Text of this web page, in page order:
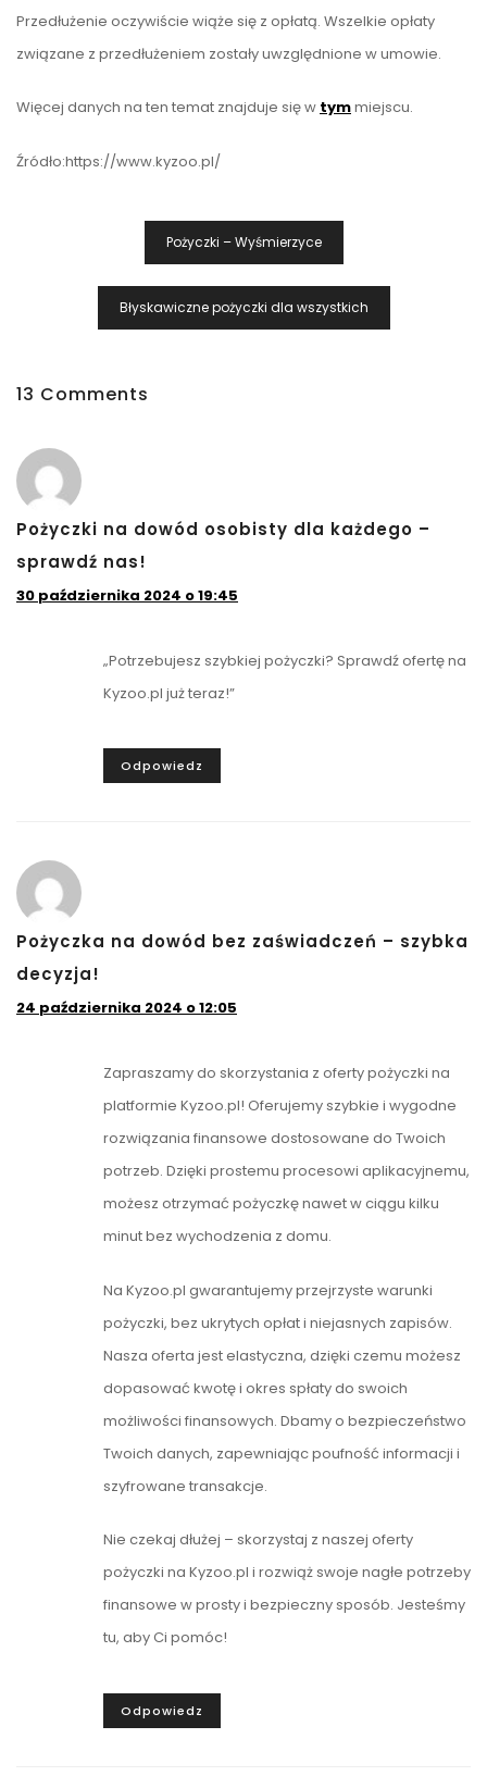
Przedłużenie oczywiście wiąże się z opłatą. Wszelkie opłaty
związane z przedłużeniem zostały uwzględnione w umowie.
Więcej danych na ten temat znajduje się w tymmiejscu.
Źródło:https://www.kyzoo.pl/
Pożyczki – Wyśmierzyce
Błyskawiczne pożyczki dla wszystkich
13 Comments
Pożyczki na dowód osobisty dla każdego –
sprawdź nas!
30 października 2024 o 19:45
„Potrzebujesz szybkiej pożyczki? Sprawdź ofertę na
Kyzoo.pl już teraz!”
Odpowiedz
Pożyczka na dowód bez zaświadczeń – szybka
decyzja!
24 października 2024 o 12:05
Zapraszamy do skorzystania z oferty pożyczki na
platformie Kyzoo.pl! Oferujemy szybkie i wygodne
rozwiązania finansowe dostosowane do Twoich
potrzeb. Dzięki prostemu procesowi aplikacyjnemu,
możesz otrzymać pożyczkę nawet w ciągu kilku
minut bez wychodzenia z domu.
Na Kyzoo.pl gwarantujemy przejrzyste warunki
pożyczki, bez ukrytych opłat i niejasnych zapisów.
Nasza oferta jest elastyczna, dzięki czemu możesz
dopasować kwotę i okres spłaty do swoich
możliwości finansowych. Dbamy o bezpieczeństwo
Twoich danych, zapewniając poufność informacji i
szyfrowane transakcje.
Nie czekaj dłużej – skorzystaj z naszej oferty
pożyczki na Kyzoo.pl i rozwiąż swoje nagłe potrzeby
finansowe w prosty i bezpieczny sposób. Jesteśmy
tu, aby Ci pomóc!
Odpowiedz